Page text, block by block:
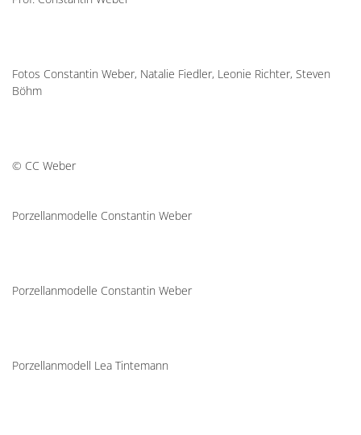
Fotos Constantin Weber, Natalie Fiedler, Leonie Richter, Steven
Böhm
© CC Weber
Porzellanmodelle Constantin Weber
Porzellanmodelle Constantin Weber
Porzellanmodell Lea Tintemann